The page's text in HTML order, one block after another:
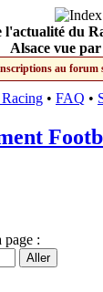
l'actualité du
Alsace vue
au forum
• FAQ •
page :